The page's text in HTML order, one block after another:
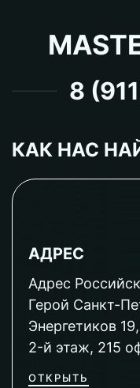
8
КАК НАС
АДРЕС
Адрес
Герой Санкт-
Энергетиков
2-й этаж, 215
ОТКРЫТЬ